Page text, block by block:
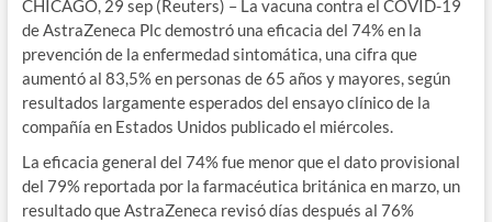
CHICAGO, 29 sep (Reuters) – La vacuna contra el COVID-19
de AstraZeneca Plc demostró una eficacia del 74% en la
prevención de la enfermedad sintomática, una cifra que
aumentó al 83,5% en personas de 65 años y mayores, según
resultados largamente esperados del ensayo clínico de la
compañía en Estados Unidos publicado el miércoles.
La eficacia general del 74% fue menor que el dato provisional
del 79% reportada por la farmacéutica británica en marzo, un
resultado que AstraZeneca revisó días después al 76%